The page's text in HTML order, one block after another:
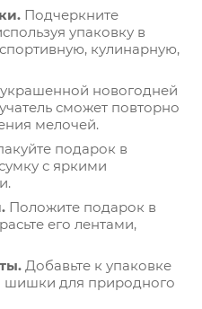
Подчеркните
упаковку в
кулинарную,
новогодней
сможет повторно
мелочей.
подарок в
с яркими
Положите подарок в
его лентами,
Добавьте к упаковке
шишки для природного